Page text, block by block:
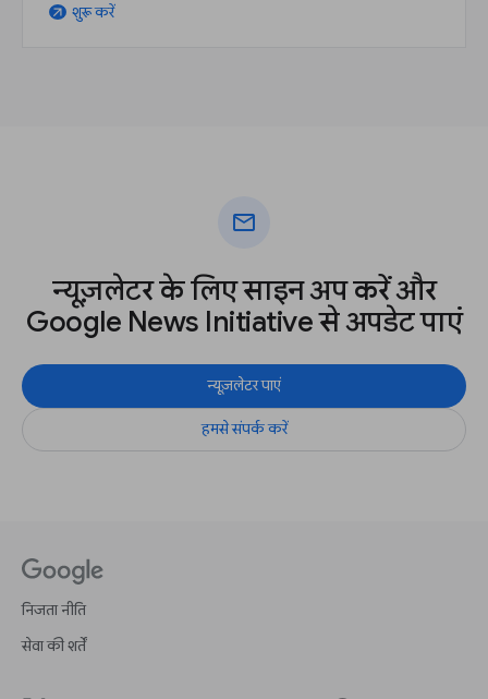
arrow_outward शुरू करें
mail
न्यूज़लेटर के लिए साइन अप करें और
Google News Initiative से अपडेट पाएं
न्यूज़लेटर पाएं
हमसे संपर्क करें
निजता नीति
सेवा की शर्तें